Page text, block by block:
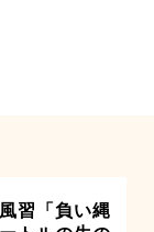
習「負い縄